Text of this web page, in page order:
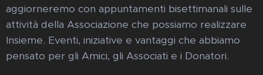
aggiorneremo con appuntamenti bisettimanali sulle
attività della Associazione che possiamo realizzare
Insieme. Eventi, iniziative e vantaggi che abbiamo
pensato per gli Amici, gli Associati e i Donatori.